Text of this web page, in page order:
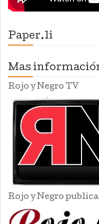
Paper.li
Mas
Rojo y Negro TV
Rojo y Negro